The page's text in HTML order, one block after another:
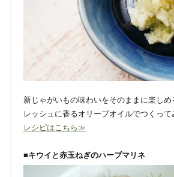
新じゃがいもの味わいをそのままに楽し
レッシュに香るオリーブオイルでつくって
レシピはこちら≫
■キウイと赤玉ねぎのハーブマリネ